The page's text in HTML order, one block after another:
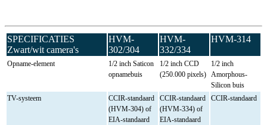
SPECIFICATIES
Zwart/wit camera's
HVM-
302/304
HVM-
332/334
HVM-314
Opname-element
1/2 inch Saticon
opnamebuis
1/2 inch CCD
(250.000 pixels)
1/2 inch
Amorphous-
Silicon buis
TV-systeem
CCIR-standaard
(HVM-304) of
EIA-standaard
CCIR-standaard
(HVM-334) of
EIA-standaard
CCIR-standaard